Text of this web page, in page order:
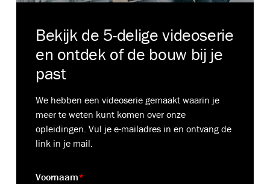
Bekijk de 5-delige videoserie
en ontdek of de bouw bij je
past
We hebben een videoserie gemaakt waarin je
meer te weten kunt komen over onze
opleidingen. Vul je e-mailadres in en ontvang de
link in je mail.
Voornaam*